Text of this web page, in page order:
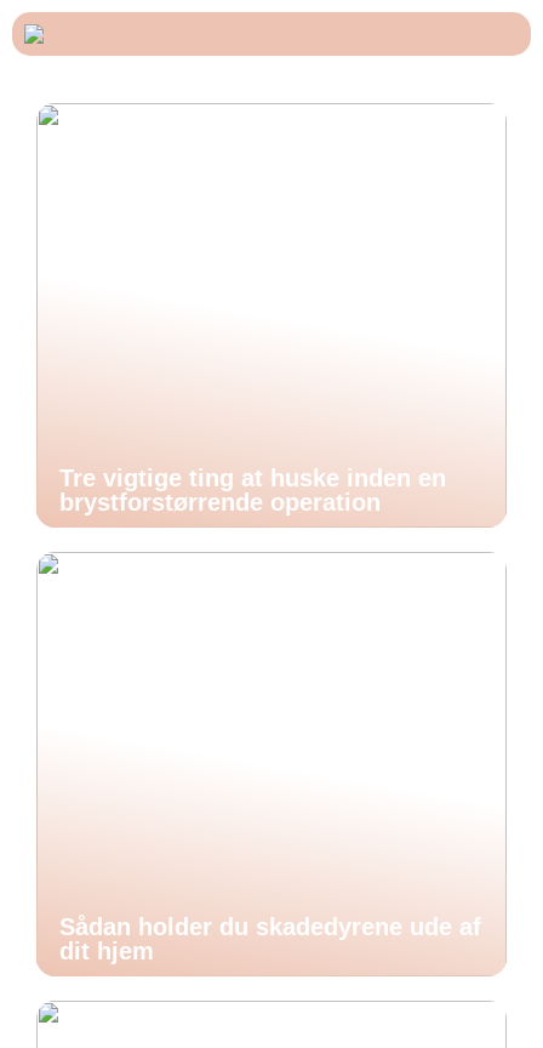
Tre vigtige ting at huske inden en
brystforstørrende operation
Sådan holder du skadedyrene ude af
dit hjem